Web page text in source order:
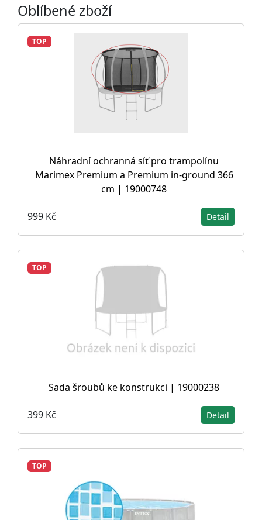
Oblíbené zboží
TOP
Náhradní ochranná síť pro trampolínu
Marimex Premium a Premium in-ground 366
cm | 19000748
999 Kč Detail
TOP
Sada šroubů ke konstrukci | 19000238
399 Kč Detail
TOP